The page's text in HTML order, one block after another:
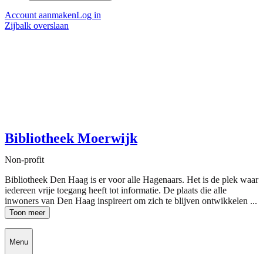
Account aanmakenLog in
Zijbalk overslaan
Bibliotheek Moerwijk
Non-profit
Bibliotheek Den Haag is er voor alle Hagenaars. Het is de plek waar
iedereen vrije toegang heeft tot informatie. De plaats die alle
inwoners van Den Haag inspireert om zich te blijven ontwikkelen ...
Toon meer
Menu